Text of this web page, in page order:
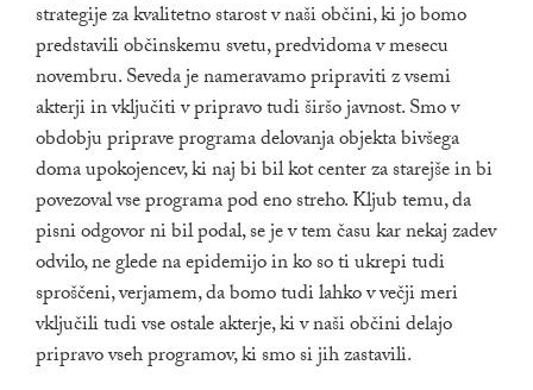
strategije za kvalitetno starost v naši občini, ki jo bomo
predstavili občinskemu svetu, predvidoma v mesecu
novembru. Seveda je nameravamo pripraviti z vsemi
akterji in vključiti v pripravo tudi širšo javnost. Smo v
obdobju priprave programa delovanja objekta bivšega
doma upokojencev, ki naj bi bil kot center za starejše in bi
povezoval vse programa pod eno streho. Kljub temu, da
pisni odgovor ni bil podal, se je v tem času kar nekaj zadev
odvilo, ne glede na epidemijo in ko so ti ukrepi tudi
sproščeni, verjamem, da bomo tudi lahko v večji meri
vključili tudi vse ostale akterje, ki v naši občini delajo
pripravo vseh programov, ki smo si jih zastavili.